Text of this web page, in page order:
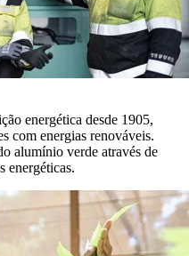
energética desde 1905,
com energias renováveis.
alumínio verde através de
energéticas.